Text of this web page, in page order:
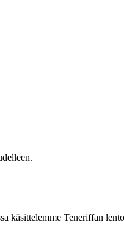
käsittelemme Teneriffan